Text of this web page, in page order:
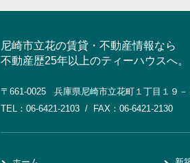
尼崎市立花の賃貸・不動産情報なら
不動産歴25年以上のティーハウスへ。
〒661-0025 兵庫県尼崎市立花町１丁目１９－
TEL：06-6421-2103 / FAX：06-6421-2130